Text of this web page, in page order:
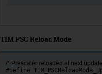
TIM PSC Reload Mode
/* Prescaler reloaded at next
#define